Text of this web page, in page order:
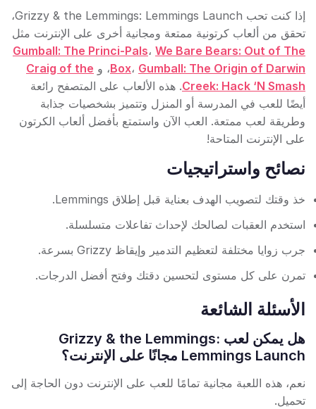
إذا كنت تحب Grizzy & the Lemmings: Lemmings Launch،
تحقق من ألعاب كرتونية ممتعة ومجانية أخرى على الإنترنت مثل
Gumball: The Princi-Pals، We Bare Bears: Out of The
Box، Gumball: The Origin of Darwin ، و Craig of the
Creek: Hack ‘N Smash. هذه الألعاب على المتصفح رائعة
أيضًا للعب في المدرسة أو المنزل وتتميز بشخصيات جذابة
وطريقة لعب ممتعة. العب الآن واستمتع بأفضل ألعاب الكرتون
على الإنترنت المتاحة!
نصائح واستراتيجيات
خذ وقتك لتصويب الهدف بعناية قبل إطلاق Lemmings.
استخدم العقبات لصالحك لإحداث تفاعلات متسلسلة.
جرب زوايا مختلفة لتعظيم التدمير وإيقاظ Grizzy بسرعة.
تمرن على كل مستوى لتحسين دقتك وفتح أفضل الدرجات.
الأسئلة الشائعة
هل يمكن لعب Grizzy & the Lemmings:
Lemmings Launch مجانًا على الإنترنت؟
نعم، هذه اللعبة مجانية تمامًا للعب على الإنترنت دون الحاجة إلى
تحميل.